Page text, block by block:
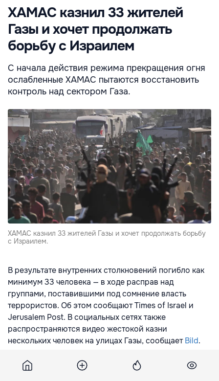
ХАМАС казнил 33 жителей
Газы и хочет продолжать
борьбу с Израилем
С начала действия режима прекращения огня
ослабленные ХАМАС пытаются восстановить
контроль над сектором Газа.
ХАМАС казнил 33 жителей Газы и хочет продолжать борьбу
с Израилем.
В результате внутренних столкновений погибло как
минимум 33 человека — в ходе расправ над
группами, поставившими под сомнение власть
террористов. Об этом сообщают Times of Israel и
Jerusalem Post. В социальных сетях также
распространяются видео жестокой казни
нескольких человек на улицах Газы, сообщаетBild.
Террористы уже успели также заявить, что намерены
продолжать борьбу против Израиля: